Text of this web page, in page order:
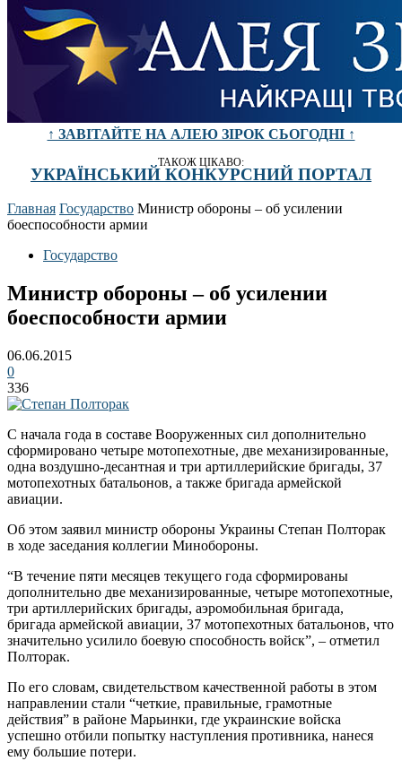
↑ ЗАВІТАЙТЕ НА АЛЕЮ ЗІРОК СЬОГОДНІ ↑
ТАКОЖ ЦІКАВО:
УКРАЇНСЬКИЙ КОНКУРСНИЙ ПОРТАЛ
Главная Государство Министр обороны – об усилении
боеспособности армии
Государство
Министр обороны – об усилении
боеспособности армии
06.06.2015
0
336
С начала года в составе Вооруженных сил дополнительно
сформировано четыре мотопехотные, две механизированные,
одна воздушно-десантная и три артиллерийские бригады, 37
мотопехотных батальонов, а также бригада армейской
авиации.
Об этом заявил министр обороны Украины Степан Полторак
в ходе заседания коллегии Минобороны.
“В течение пяти месяцев текущего года сформированы
дополнительно две механизированные, четыре мотопехотные,
три артиллерийских бригады, аэромобильная бригада,
бригада армейской авиации, 37 мотопехотных батальонов, что
значительно усилило боевую способность войск”, – отметил
Полторак.
По его словам, свидетельством качественной работы в этом
направлении стали “четкие, правильные, грамотные
действия” в районе Марьинки, где украинские войска
успешно отбили попытку наступления противника, нанеся
ему большие потери.